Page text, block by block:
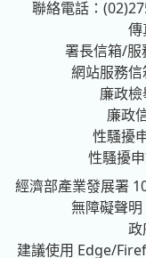
聯絡電話：
傳
署長信箱/服
網站服務信
廉政
廉政
性騷擾
性騷擾
經濟部產業發展署
無障礙聲明
政
建議使用 Edge/